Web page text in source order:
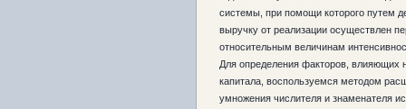
системы, при помощи которого путем
выручку от реализации осуществлен
относительным величинам
Для определения факторов, влияющих
капитала, воспользуемся методом
умножения числителя и знаменателя